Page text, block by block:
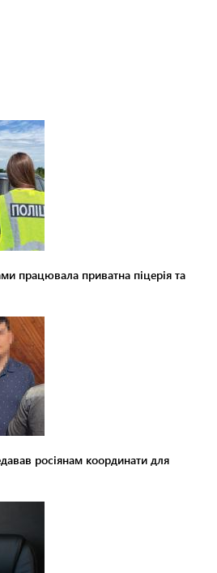
працювала приватна піцерія та
росіянам координати для